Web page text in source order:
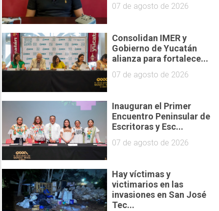
07 de agosto de 2026
Consolidan IMER y
Gobierno de Yucatán
alianza para fortalece...
07 de agosto de 2026
Inauguran el Primer
Encuentro Peninsular de
Escritoras y Esc...
07 de agosto de 2026
Hay víctimas y
victimarios en las
invasiones en San José
Tec...